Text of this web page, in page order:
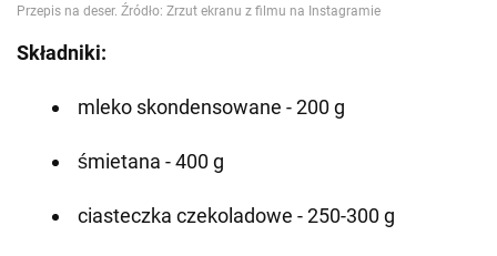
Składniki:
mleko skondensowane - 200 g
śmietana - 400 g
ciasteczka czekoladowe - 250-300 g